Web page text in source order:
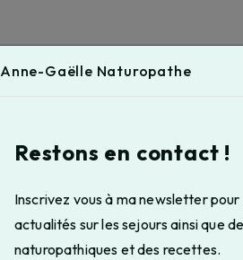
Anne-Gaëlle Naturopathe
Restons en contact !
Inscrivez vous à ma newsletter
actualités sur les sejours ainsi que
naturopathiques et des recettes.
06 95 95 86